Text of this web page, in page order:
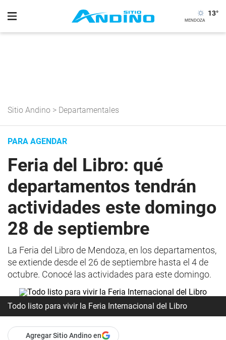
13°
Sitio Andino > Departamentales
PARA AGENDAR
Feria del Libro: qué
departamentos tendrán
actividades este domingo
28 de septiembre
La Feria del Libro de Mendoza, en los departamentos,
se extiende desde el 26 de septiembre hasta el 4 de
octubre. Conocé las actividades para este domingo.
Todo listo para vivir la Feria Internacional del Libro
Agregar Sitio Andino en